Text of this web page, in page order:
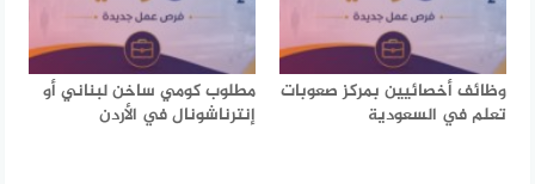
وظائف أخصائيين بمركز صعوبات
تعلم في السعودية
مطلوب كومي ساخن لبناني أو
إنترناشونال في الأردن